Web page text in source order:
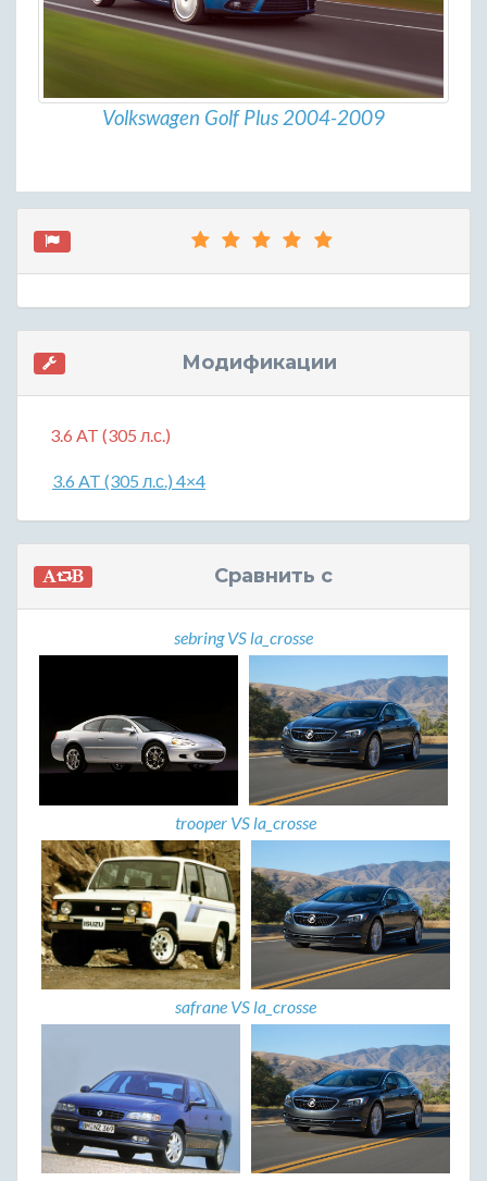
Volkswagen Golf Plus 2004-2009
Модификации
3.6 AT (305 л.с.)
3.6 AT (305 л.с.) 4×4
Сравнить с
sebring VS la_crosse
trooper VS la_crosse
safrane VS la_crosse